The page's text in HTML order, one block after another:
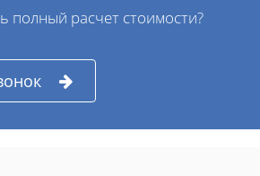
полный расчет стоимости?